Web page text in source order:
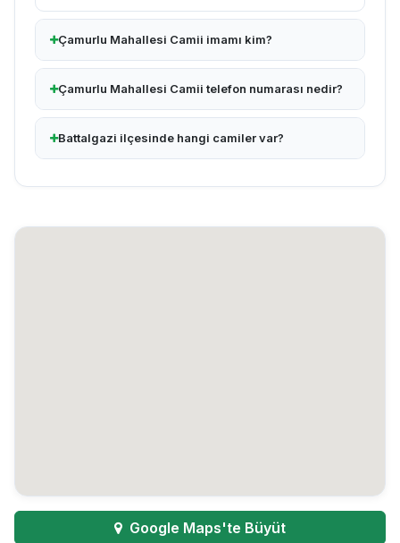
Çamurlu Mahallesi Camii imamı kim?
Çamurlu Mahallesi Camii telefon numarası nedir?
Battalgazi ilçesinde hangi camiler var?
Google Maps'te Büyüt